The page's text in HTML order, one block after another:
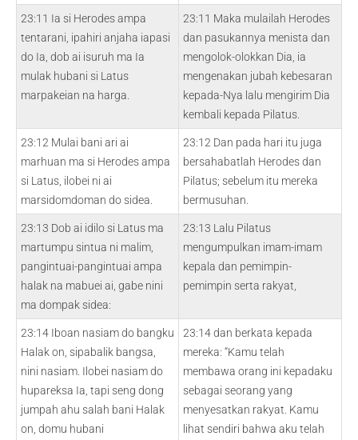
23:11 Ia si Herodes ampa
tentarani, ipahiri anjaha iapasi
do Ia, dob ai isuruh ma Ia
mulak hubani si Latus
marpakeian na harga.
23:11 Maka mulailah Herodes
dan pasukannya menista dan
mengolok-olokkan Dia, ia
mengenakan jubah kebesaran
kepada-Nya lalu mengirim Dia
kembali kepada Pilatus.
23:12 Mulai bani ari ai
marhuan ma si Herodes ampa
si Latus, ilobei ni ai
marsidomdoman do sidea.
23:12 Dan pada hari itu juga
bersahabatlah Herodes dan
Pilatus; sebelum itu mereka
bermusuhan.
23:13 Dob ai idilo si Latus ma
martumpu sintua ni malim,
pangintuai-pangintuai ampa
halak na mabuei ai, gabe nini
ma dompak sidea:
23:13 Lalu Pilatus
mengumpulkan imam-imam
kepala dan pemimpin-
pemimpin serta rakyat,
23:14 Iboan nasiam do bangku
Halak on, sipabalik bangsa,
nini nasiam. Ilobei nasiam do
hupareksa Ia, tapi seng dong
jumpah ahu salah bani Halak
on, domu hubani
23:14 dan berkata kepada
mereka: “Kamu telah
membawa orang ini kepadaku
sebagai seorang yang
menyesatkan rakyat. Kamu
lihat sendiri bahwa aku telah